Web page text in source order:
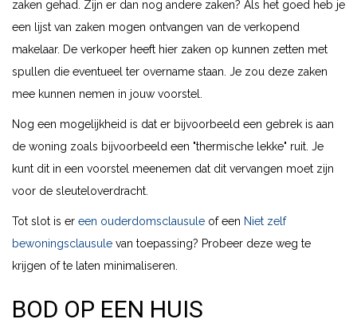
zaken gehad. Zijn er dan nog andere zaken? Als het goed heb je
een lijst van zaken mogen ontvangen van de verkopend
makelaar. De verkoper heeft hier zaken op kunnen zetten met
spullen die eventueel ter overname staan. Je zou deze zaken
mee kunnen nemen in jouw voorstel.
Nog een mogelijkheid is dat er bijvoorbeeld een gebrek is aan
de woning zoals bijvoorbeeld een "thermische lekke" ruit. Je
kunt dit in een voorstel meenemen dat dit vervangen moet zijn
voor de sleuteloverdracht.
Tot slot is er een ouderdomsclausule of een Niet zelf
bewoningsclausule van toepassing? Probeer deze weg te
krijgen of te laten minimaliseren.
BOD OP EEN HUIS